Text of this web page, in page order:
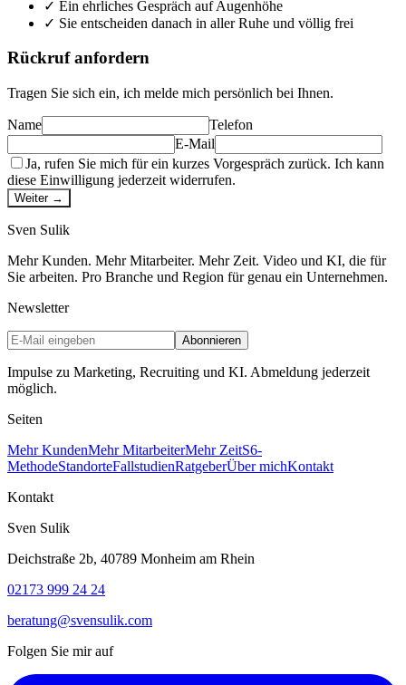
✓ Ein ehrliches Gespräch auf Augenhöhe
✓ Sie entscheiden danach in aller Ruhe und völlig frei
Rückruf anfordern
Tragen Sie sich ein, ich melde mich persönlich bei Ihnen.
Name
Telefon
E-Mail
Ja, rufen Sie mich für ein kurzes Vorgespräch zurück. Ich kann
diese Einwilligung jederzeit widerrufen.
Weiter →
Sven Sulik
Mehr Kunden. Mehr Mitarbeiter. Mehr Zeit. Video und KI, die für
Sie arbeiten. Pro Branche und Region für genau ein Unternehmen.
Newsletter
Abonnieren
Impulse zu Marketing, Recruiting und KI. Abmeldung jederzeit
möglich.
Seiten
Mehr KundenMehr MitarbeiterMehr ZeitS6-
MethodeStandorteFallstudienRatgeberÜber michKontakt
Kontakt
Sven Sulik
Deichstraße 2b, 40789 Monheim am Rhein
02173 999 24 24
beratung@svensulik.com
Folgen Sie mir auf